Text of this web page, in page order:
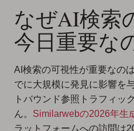
なぜAI検索
今日重要な
AI検索の可視性が重要なの
でに大規模に発見に影響を
トバウンド参照トラフィッ
ん。 Similarwebの2026年生
ラットフォームへの訪問は